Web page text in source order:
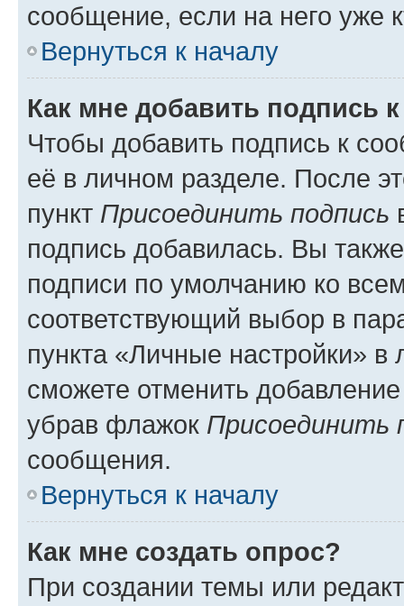
сообщение, если на него уже
Вернуться к началу
Как мне добавить подпись
Чтобы добавить подпись к
её в личном разделе. После
пункт Присоединить подпись
подпись добавилась. Вы
подписи по умолчанию ко
соответствующий выбор в
пункта «Личные настройки»
сможете отменить
убрав флажок Присоединить
сообщения.
Вернуться к началу
Как мне создать опрос?
При создании темы или